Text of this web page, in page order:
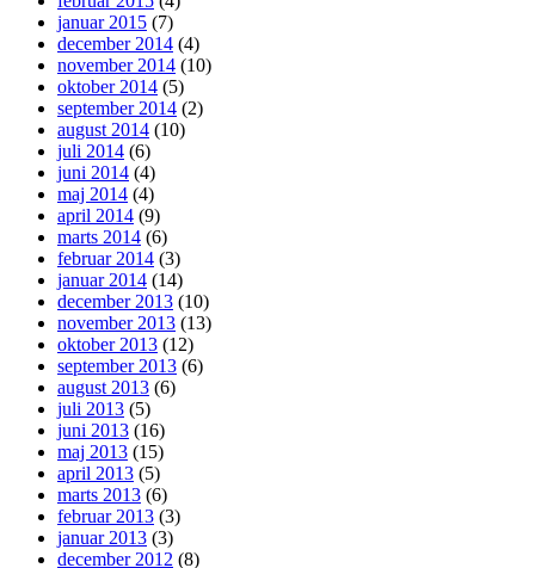
januar 2015 (7)
december 2014 (4)
november 2014 (10)
oktober 2014 (5)
september 2014 (2)
august 2014 (10)
juli 2014 (6)
juni 2014 (4)
maj 2014 (4)
april 2014 (9)
marts 2014 (6)
februar 2014 (3)
januar 2014 (14)
december 2013 (10)
november 2013 (13)
oktober 2013 (12)
september 2013 (6)
august 2013 (6)
juli 2013 (5)
juni 2013 (16)
maj 2013 (15)
april 2013 (5)
marts 2013 (6)
februar 2013 (3)
januar 2013 (3)
december 2012 (8)